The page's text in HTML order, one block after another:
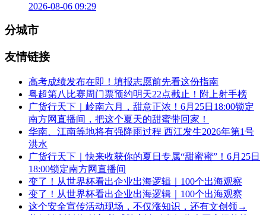
2026-08-06 09:29
分城市
友情链接
高考成绩发布在即！填报志愿前先看这份指南
粤超第八比赛周门票预约明天22点截止！附上射手榜
广货行天下｜岭南六月，甜意正浓！6月25日18:00锁定
南方网直播间，把这个夏天的甜蜜带回家！
华南、江南等地将有强降雨过程 西江发生2026年第1号
洪水
广货行天下｜快来收获你的夏日专属“甜蜜蜜”！6月25日
18:00锁定南方网直播间
变了！从世界杯看出企业出海逻辑｜100个出海观察
变了！从世界杯看出企业出海逻辑｜100个出海观察
这个安全宣传活动现场，不仅涨知识，还有文创领→